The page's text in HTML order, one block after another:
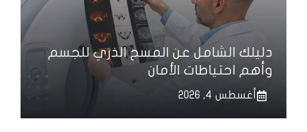
دليلك الشامل عن المسح الذري للجسم
وأهم احتياطات الأمان
أغسطس 4, 2026